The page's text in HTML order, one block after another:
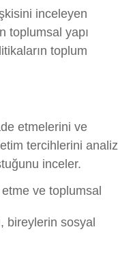
inceleyen
toplumsal yapı
toplum
etmelerini ve
tercihlerini analiz
inceler.
ve toplumsal
bireylerin sosyal